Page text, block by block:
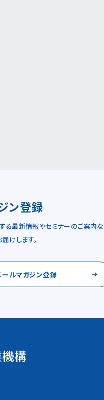
ン登録
る最新情報やセミナーのご案内な
けします。
ールマガジン登録